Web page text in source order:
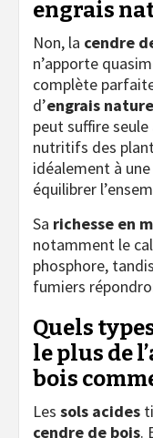
engrais
Non, la cendre
n’apporte
complète
d’engrais
peut suffire
nutritifs des
idéalement à
équilibrer
Sa richesse en
notamment le
phosphore,
fumiers
Quels
le plus de
bois
Les sols acides
cendre de bois.